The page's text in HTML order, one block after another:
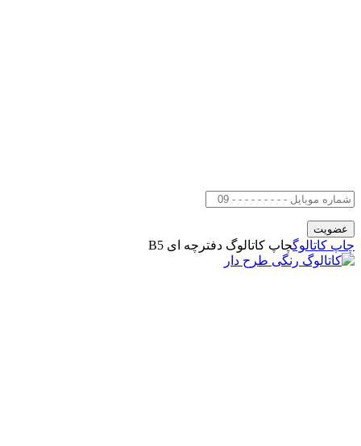
چاپ کاتالوگچاپ کاتالوگ دفترچه ای B5